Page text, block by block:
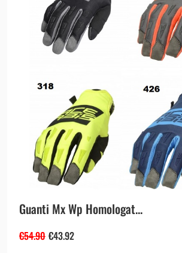
Guanti Mx Wp Homologat...
€54.90 €43.92